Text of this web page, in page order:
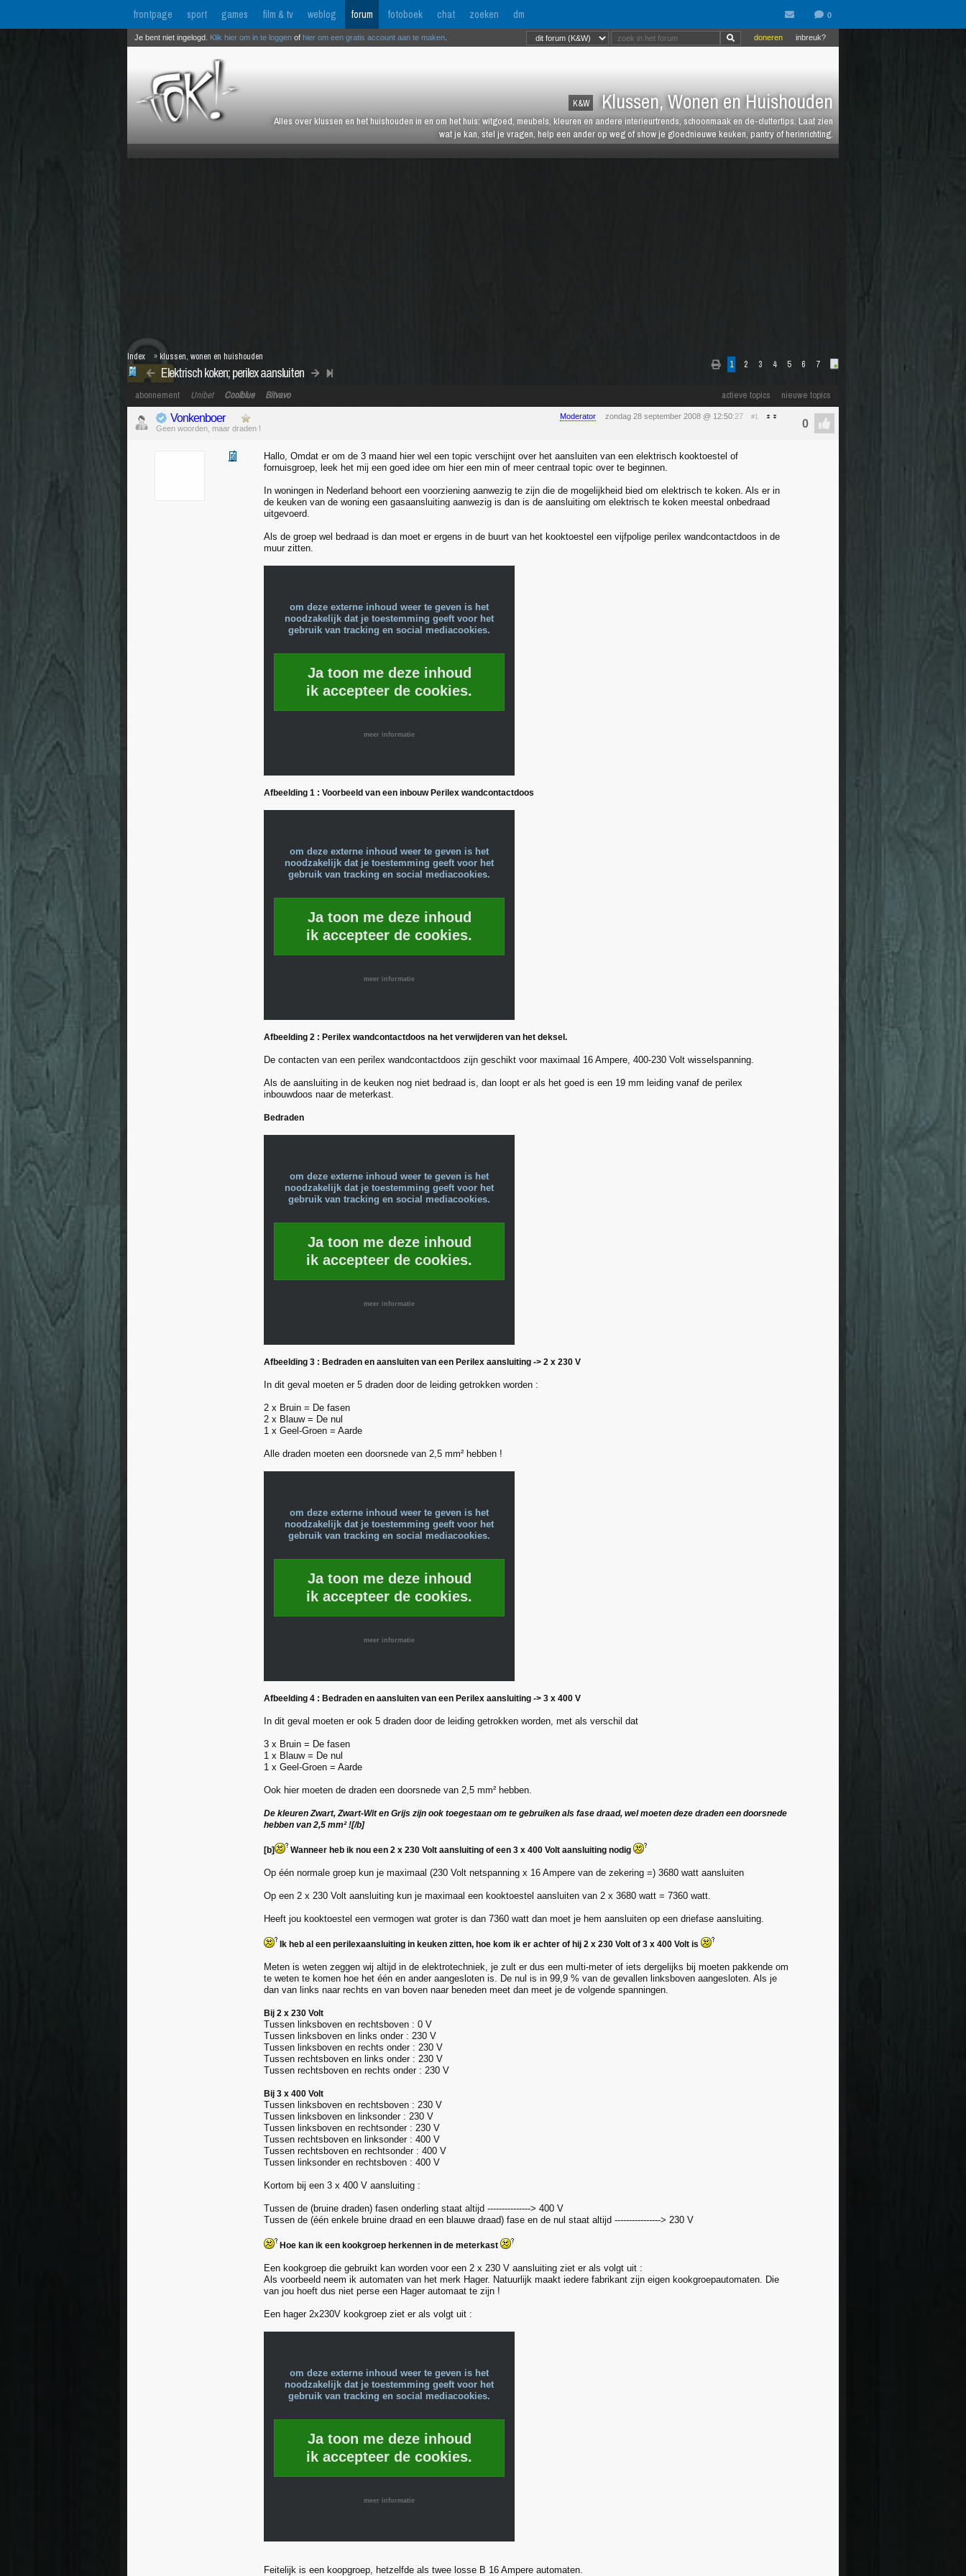
frontpage sport games film & tv weblog forum fotoboek chat zoeken dm
K&W Klussen, Wonen en Huishouden
Alles over klussen en het huishouden in en om het huis: witgoed, meubels, kleuren en andere interieurtrends, schoonmaak en de-cluttertips. Laat zien
wat je kan, stel je vragen, help een ander op weg of show je gloednieuwe keuken, pantry of herinrichting.
inbreuk?
doneren
Je bent niet ingelogd. Klik hier om in te loggen of hier om een gratis account aan te maken
1 2 3 4 5 6 7
Elektrisch koken; perilex aansluiten
Index » klussen, wonen en huishouden
actieve topics nieuwe topics
abonnement Unibet Coolblue Bitvavo
Moderator zondag 28 september 2008 @ 12:50:27 #1
Vonkenboer
Geen woorden, maar draden !
Hallo, Omdat er om de 3 maand hier wel een topic verschijnt over het aansluiten van een elektrisch kooktoestel of
fornuisgroep, leek het mij een goed idee om hier een min of meer centraal topic over te beginnen.
In woningen in Nederland behoort een voorziening aanwezig te zijn die de mogelijkheid bied om elektrisch te koken. Als er in
de keuken van de woning een gasaansluiting aanwezig is dan is de aansluiting om elektrisch te koken meestal onbedraad
uitgevoerd.
Als de groep wel bedraad is dan moet er ergens in de buurt van het kooktoestel een vijfpolige perilex wandcontactdoos in de
muur zitten.
om deze externe inhoud weer te geven is het
noodzakelijk dat je toestemming geeft voor het
gebruik van tracking en social mediacookies.
Ja toon me deze inhoud
ik accepteer de cookies.
meer informatie
Afbeelding 1 : Voorbeeld van een inbouw Perilex wandcontactdoos
om deze externe inhoud weer te geven is het
noodzakelijk dat je toestemming geeft voor het
gebruik van tracking en social mediacookies.
Ja toon me deze inhoud
ik accepteer de cookies.
meer informatie
Afbeelding 2 : Perilex wandcontactdoos na het verwijderen van het deksel.
De contacten van een perilex wandcontactdoos zijn geschikt voor maximaal 16 Ampere, 400-230 Volt wisselspanning.
Als de aansluiting in de keuken nog niet bedraad is, dan loopt er als het goed is een 19 mm leiding vanaf de perilex
inbouwdoos naar de meterkast.
Bedraden
om deze externe inhoud weer te geven is het
noodzakelijk dat je toestemming geeft voor het
gebruik van tracking en social mediacookies.
Ja toon me deze inhoud
ik accepteer de cookies.
meer informatie
Afbeelding 3 : Bedraden en aansluiten van een Perilex aansluiting -> 2 x 230 V
In dit geval moeten er 5 draden door de leiding getrokken worden :
2 x Bruin = De fasen
2 x Blauw = De nul
1 x Geel-Groen = Aarde
Alle draden moeten een doorsnede van 2,5 mm² hebben !
om deze externe inhoud weer te geven is het
noodzakelijk dat je toestemming geeft voor het
gebruik van tracking en social mediacookies.
Ja toon me deze inhoud
ik accepteer de cookies.
meer informatie
Afbeelding 4 : Bedraden en aansluiten van een Perilex aansluiting -> 3 x 400 V
In dit geval moeten er ook 5 draden door de leiding getrokken worden, met als verschil dat
3 x Bruin = De fasen
1 x Blauw = De nul
1 x Geel-Groen = Aarde
Ook hier moeten de draden een doorsnede van 2,5 mm² hebben.
De kleuren Zwart, Zwart-Wit en Grijs zijn ook toegestaan om te gebruiken als fase draad, wel moeten deze draden een doorsnede
hebben van 2,5 mm² ![/b]
[b] Wanneer heb ik nou een 2 x 230 Volt aansluiting of een 3 x 400 Volt aansluiting nodig
Op één normale groep kun je maximaal (230 Volt netspanning x 16 Ampere van de zekering =) 3680 watt aansluiten
Op een 2 x 230 Volt aansluiting kun je maximaal een kooktoestel aansluiten van 2 x 3680 watt = 7360 watt.
Heeft jou kooktoestel een vermogen wat groter is dan 7360 watt dan moet je hem aansluiten op een driefase aansluiting.
Ik heb al een perilexaansluiting in keuken zitten, hoe kom ik er achter of hij 2 x 230 Volt of 3 x 400 Volt is
Meten is weten zeggen wij altijd in de elektrotechniek, je zult er dus een multi-meter of iets dergelijks bij moeten pakkende om
te weten te komen hoe het één en ander aangesloten is. De nul is in 99,9 % van de gevallen linksboven aangesloten. Als je
dan van links naar rechts en van boven naar beneden meet dan meet je de volgende spanningen.
Bij 2 x 230 Volt
Tussen linksboven en rechtsboven : 0 V
Tussen linksboven en links onder : 230 V
Tussen linksboven en rechts onder : 230 V
Tussen rechtsboven en links onder : 230 V
Tussen rechtsboven en rechts onder : 230 V
Bij 3 x 400 Volt
Tussen linksboven en rechtsboven : 230 V
Tussen linksboven en linksonder : 230 V
Tussen linksboven en rechtsonder : 230 V
Tussen rechtsboven en linksonder : 400 V
Tussen rechtsboven en rechtsonder : 400 V
Tussen linksonder en rechtsboven : 400 V
Kortom bij een 3 x 400 V aansluiting :
Tussen de (bruine draden) fasen onderling staat altijd ---------------> 400 V
Tussen de (één enkele bruine draad en een blauwe draad) fase en de nul staat altijd ----------------> 230 V
Hoe kan ik een kookgroep herkennen in de meterkast
Een kookgroep die gebruikt kan worden voor een 2 x 230 V aansluiting ziet er als volgt uit :
Als voorbeeld neem ik automaten van het merk Hager. Natuurlijk maakt iedere fabrikant zijn eigen kookgroepautomaten. Die
van jou hoeft dus niet perse een Hager automaat te zijn !
Een hager 2x230V kookgroep ziet er als volgt uit :
om deze externe inhoud weer te geven is het
noodzakelijk dat je toestemming geeft voor het
gebruik van tracking en social mediacookies.
Ja toon me deze inhoud
ik accepteer de cookies.
meer informatie
Feitelijk is een koopgroep, hetzelfde als twee losse B 16 Ampere automaten.